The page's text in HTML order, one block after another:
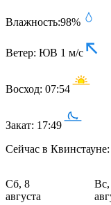
Влажность:98%
Ветер: ЮВ 1 м/с
Восход: 07:54
Закат: 17:49
Сейчас в
Сб, 8
августа
Вс,